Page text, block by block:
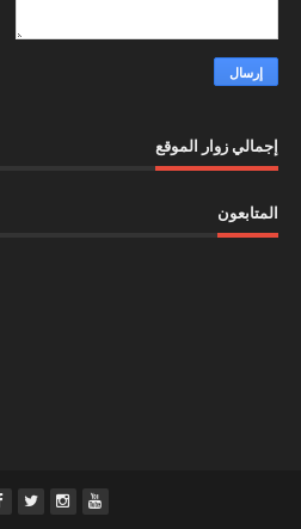
إجمالي زوار الموقع
المتابعون